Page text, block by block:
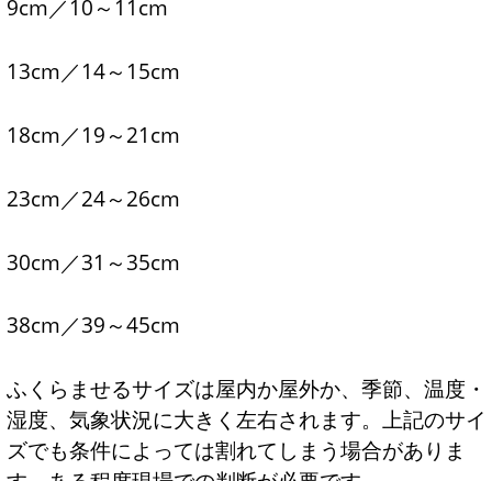
9cm／10～11cm
13cm／14～15cm
18cm／19～21cm
23cm／24～26cm
30cm／31～35cm
38cm／39～45cm
ふくらませるサイズは屋内か屋外か、季節、温度・
湿度、気象状況に大きく左右されます。上記のサイ
ズでも条件によっては割れてしまう場合がありま